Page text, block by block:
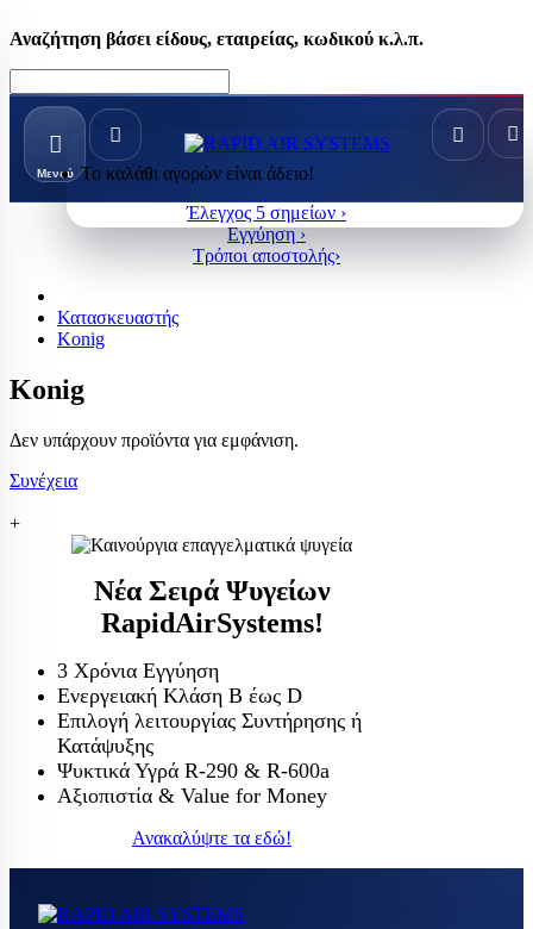
Αναζήτηση βάσει είδους, εταιρείας, κωδικού κ.λ.π.
Μενού Το καλάθι αγορών είναι άδειο!
Έλεγχος 5 σημείων ›
Εγγύηση ›
Τρόποι αποστολής›
Κατασκευαστής
Konig
Konig
Δεν υπάρχουν προϊόντα για εμφάνιση.
Συνέχεια
+
Νέα Σειρά Ψυγείων
RapidAirSystems!
3 Χρόνια Εγγύηση
Ενεργειακή Κλάση Β έως D
Επιλογή λειτουργίας Συντήρησης ή
Κατάψυξης
Ψυκτικά Υγρά R-290 & R-600a
Αξιοπιστία & Value for Money
Ανακαλύψτε τα εδώ!